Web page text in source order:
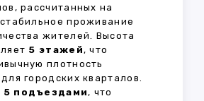
рассчитанных на
проживание
жителей. Высота
5 этажей, что
плотность
городских кварталов.
5 подъездами, что